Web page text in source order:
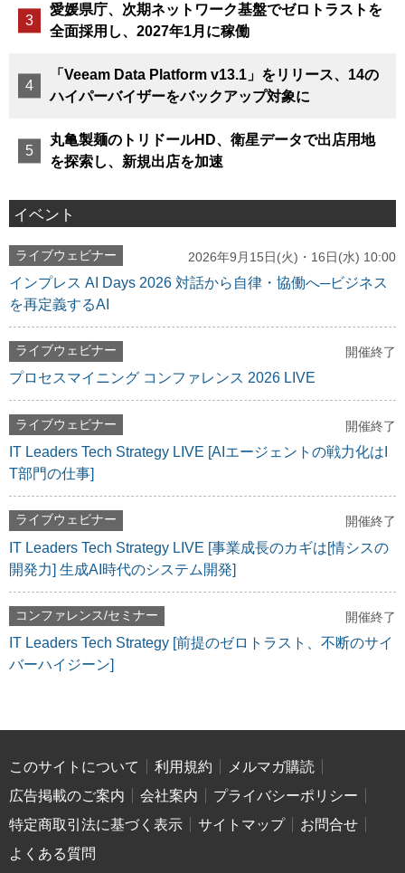
愛媛県庁、次期ネットワーク基盤でゼロトラストを
全面採用し、2027年1月に稼働
「Veeam Data Platform v13.1」をリリース、14の
ハイパーバイザーをバックアップ対象に
丸亀製麺のトリドールHD、衛星データで出店用地
を探索し、新規出店を加速
イベント
ライブウェビナー 2026年9月15日(火)・16日(水) 10:00
インプレス AI Days 2026 対話から自律・協働へ─ビジネス
を再定義するAI
ライブウェビナー 開催終了
プロセスマイニング コンファレンス 2026 LIVE
ライブウェビナー 開催終了
IT Leaders Tech Strategy LIVE [AIエージェントの戦力化はI
T部門の仕事]
ライブウェビナー 開催終了
IT Leaders Tech Strategy LIVE [事業成長のカギは[情シスの
開発力] 生成AI時代のシステム開発]
コンファレンス/セミナー 開催終了
IT Leaders Tech Strategy [前提のゼロトラスト、不断のサイ
バーハイジーン]
このサイトについて 利用規約
メルマガ購読
広告掲載のご案内
会社案内
プライバシーポリシー
特定商取引法に基づく表示
サイトマップ
お問合せ
よくある質問